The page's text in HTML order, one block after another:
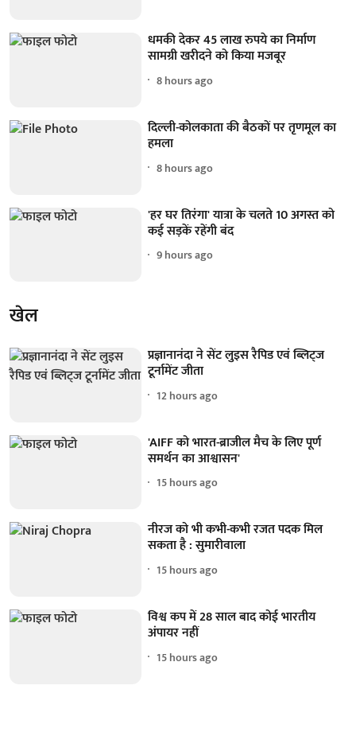
धमकी देकर 45 लाख रुपये का निर्माण
सामग्री खरीदने को किया मजबूर
8 hours ago
दिल्ली-कोलकाता की बैठकों पर तृणमूल का
हमला
8 hours ago
'हर घर तिरंगा' यात्रा के चलते 10 अगस्त को
कई सड़कें रहेंगी बंद
9 hours ago
खेल
प्रज्ञानानंदा ने सेंट लुइस रैपिड एवं ब्लिट्ज
टूर्नामेंट जीता
12 hours ago
'AIFF को भारत-ब्राजील मैच के लिए पूर्ण
समर्थन का आश्वासन'
15 hours ago
नीरज को भी कभी-कभी रजत पदक मिल
सकता है : सुमारीवाला
15 hours ago
विश्व कप में 28 साल बाद कोई भारतीय
अंपायर नहीं
15 hours ago